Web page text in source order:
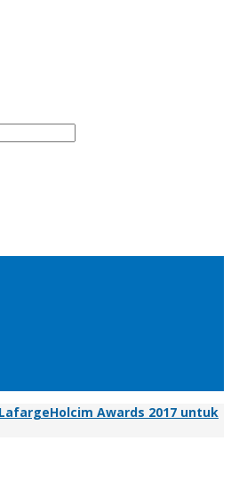
Awards 2017 untuk